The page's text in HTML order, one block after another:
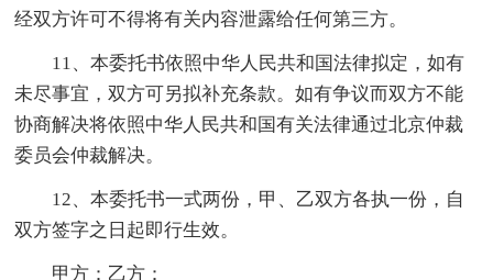
经双方许可不得将有关内容泄露给任何第三方。
11、本委托书依照中华人民共和国法律拟定，如有
未尽事宜，双方可另拟补充条款。如有争议而双方不能
协商解决将依照中华人民共和国有关法律通过北京仲裁
委员会仲裁解决。
12、本委托书一式两份，甲、乙双方各执一份，自
双方签字之日起即行生效。
甲方：乙方：